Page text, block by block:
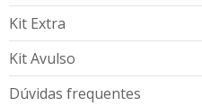
Kit Extra
Kit Avulso
Dúvidas frequentes